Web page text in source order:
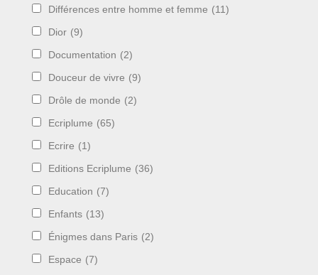
Différences entre homme et femme (11)
Dior (9)
Documentation (2)
Douceur de vivre (9)
Drôle de monde (2)
Ecriplume (65)
Ecrire (1)
Editions Ecriplume (36)
Education (7)
Enfants (13)
Énigmes dans Paris (2)
Espace (7)